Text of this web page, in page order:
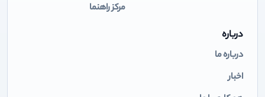
مرکز راهنما
درباره
درباره ما
اخبار